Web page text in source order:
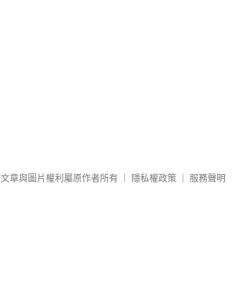
文章與圖片權利屬原作者所有 隱私權政策 服務聲明